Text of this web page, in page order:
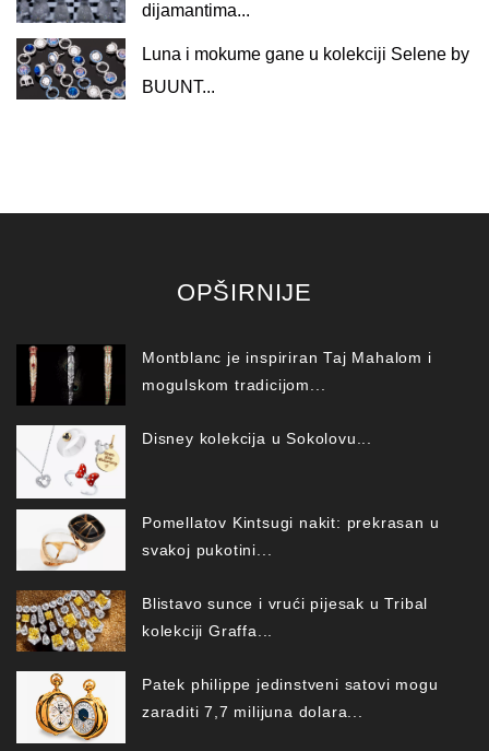
dijamantima...
Luna i mokume gane u kolekciji Selene by
BUUNT...
OPŠIRNIJE
Montblanc je inspiriran Taj Mahalom i
mogulskom tradicijom...
Disney kolekcija u Sokolovu...
Pomellatov Kintsugi nakit: prekrasan u
svakoj pukotini...
Blistavo sunce i vrući pijesak u Tribal
kolekciji Graffa...
Patek philippe jedinstveni satovi mogu
zaraditi 7,7 milijuna dolara...